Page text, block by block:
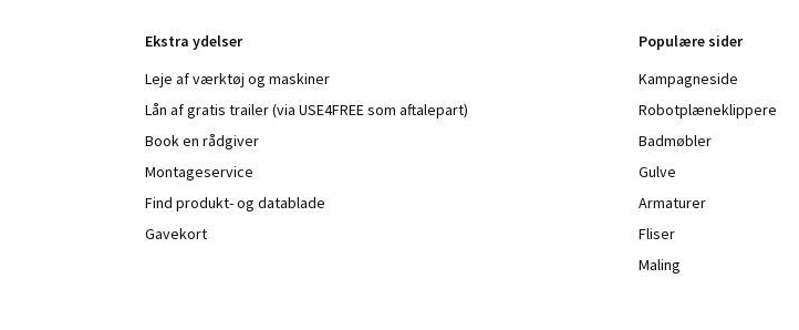
Ekstra ydelser
Leje af værktøj og maskiner
Lån af gratis trailer (via USE4FREE som aftalepart)
Book en rådgiver
Montageservice
Find produkt- og datablade
Gavekort
Populære sider
Kampagneside
Robotplæneklippere
Badmøbler
Gulve
Armaturer
Fliser
Maling